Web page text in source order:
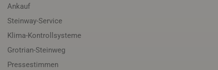
Ankauf
Steinway-Service
Klima-Kontrollsysteme
Grotrian-Steinweg
Pressestimmen